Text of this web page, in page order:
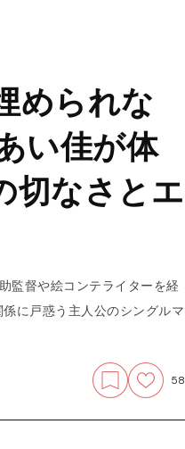
められな
い佳が体
切なさとエ
監督や絵コンテライターを経
に戸惑う主人公のシングルマ
58